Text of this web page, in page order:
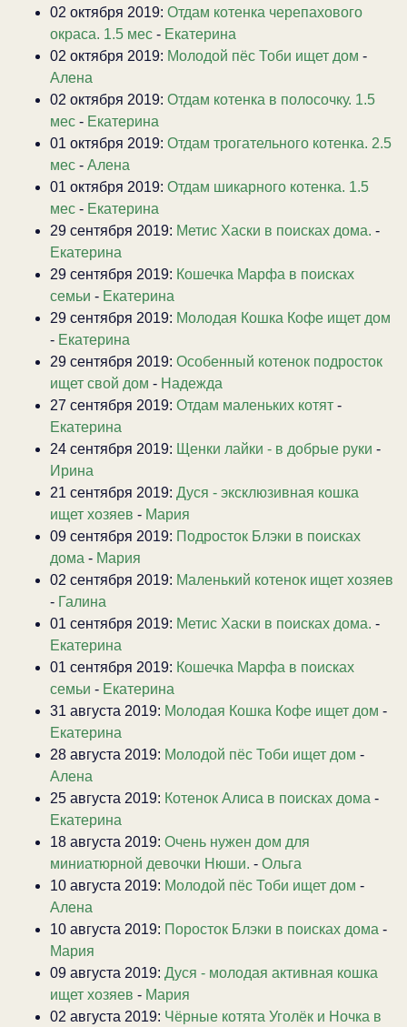
02 октября 2019: Отдам котенка черепахового
окраса. 1.5 мес - Екатерина
02 октября 2019: Молодой пёс Тоби ищет дом -
Алена
02 октября 2019: Отдам котенка в полосочку. 1.5
мес - Екатерина
01 октября 2019: Отдам трогательного котенка. 2.5
мес - Алена
01 октября 2019: Отдам шикарного котенка. 1.5
мес - Екатерина
29 сентября 2019: Метис Хаски в поисках дома. -
Екатерина
29 сентября 2019: Кошечка Марфа в поисках
семьи - Екатерина
29 сентября 2019: Молодая Кошка Кофе ищет дом
- Екатерина
29 сентября 2019: Особенный котенок подросток
ищет свой дом - Надежда
27 сентября 2019: Отдам маленьких котят -
Екатерина
24 сентября 2019: Щенки лайки - в добрые руки -
Ирина
21 сентября 2019: Дуся - эксклюзивная кошка
ищет хозяев - Мария
09 сентября 2019: Подросток Блэки в поисках
дома - Мария
02 сентября 2019: Маленький котенок ищет хозяев
- Галина
01 сентября 2019: Метис Хаски в поисках дома. -
Екатерина
01 сентября 2019: Кошечка Марфа в поисках
семьи - Екатерина
31 августа 2019: Молодая Кошка Кофе ищет дом -
Екатерина
28 августа 2019: Молодой пёс Тоби ищет дом -
Алена
25 августа 2019: Котенок Алиса в поисках дома -
Екатерина
18 августа 2019: Очень нужен дом для
миниатюрной девочки Нюши. - Ольга
10 августа 2019: Молодой пёс Тоби ищет дом -
Алена
10 августа 2019: Поросток Блэки в поисках дома -
Мария
09 августа 2019: Дуся - молодая активная кошка
ищет хозяев - Мария
02 августа 2019: Чёрные котята Уголёк и Ночка в